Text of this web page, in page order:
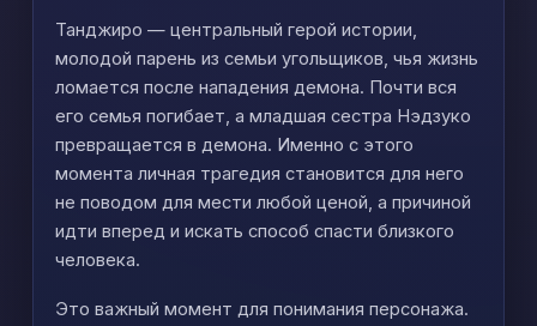
Танджиро — центральный герой истории,
молодой парень из семьи угольщиков, чья жизнь
ломается после нападения демона. Почти вся
его семья погибает, а младшая сестра Нэдзуко
превращается в демона. Именно с этого
момента личная трагедия становится для него
не поводом для мести любой ценой, а причиной
идти вперед и искать способ спасти близкого
человека.
Это важный момент для понимания персонажа.